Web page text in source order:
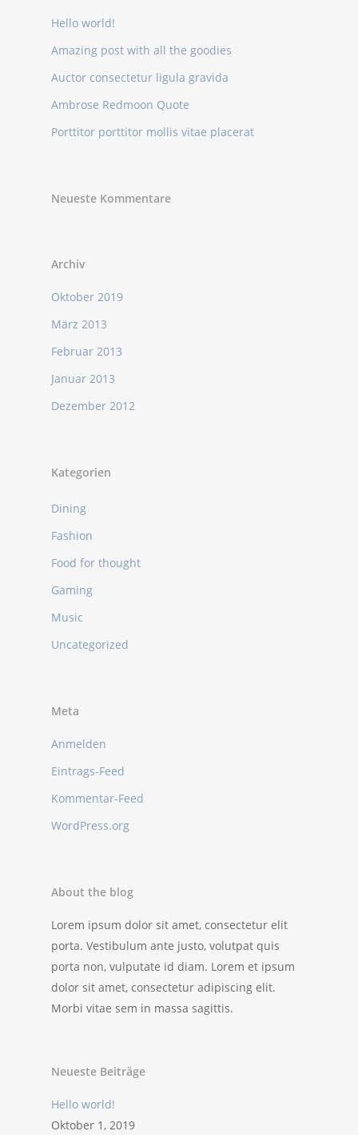
Hello world!
Amazing post with all the goodies
Auctor consectetur ligula gravida
Ambrose Redmoon Quote
Porttitor porttitor mollis vitae placerat
Neueste Kommentare
Archiv
Oktober 2019
März 2013
Februar 2013
Januar 2013
Dezember 2012
Kategorien
Dining
Fashion
Food for thought
Gaming
Music
Uncategorized
Meta
Anmelden
Eintrags-Feed
Kommentar-Feed
WordPress.org
About the blog
Lorem ipsum dolor sit amet, consectetur elit
porta. Vestibulum ante justo, volutpat quis
porta non, vulputate id diam. Lorem et ipsum
dolor sit amet, consectetur adipiscing elit.
Morbi vitae sem in massa sagittis.
Neueste Beiträge
Hello world!
Oktober 1, 2019